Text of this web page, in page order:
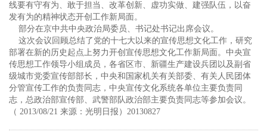
线要有守有为、敢于担当、改革创新、虚功实做、建强队伍，以奋
发有为的精神状态开创工作新局面。
部分在京中共中央政治局委员、书记处书记出席会议。
这次会议回顾总结了党的十七大以来的宣传思想文化工作，研究
部署在新的历史起点上努力开创宣传思想文化工作新局面。中央宣
传思想工作领导小组成员，各省区市、新疆生产建设兵团以及副省
级城市党委宣传部部长，中央和国家机关有关部委、有关人民团体
分管宣传工作的负责同志，中央宣传文化系统各单位主要负责同
志，总政治部宣传部、武警部队政治部主要负责同志等参加会议。
（ 2013/08/21 来源：光明日报）20130827